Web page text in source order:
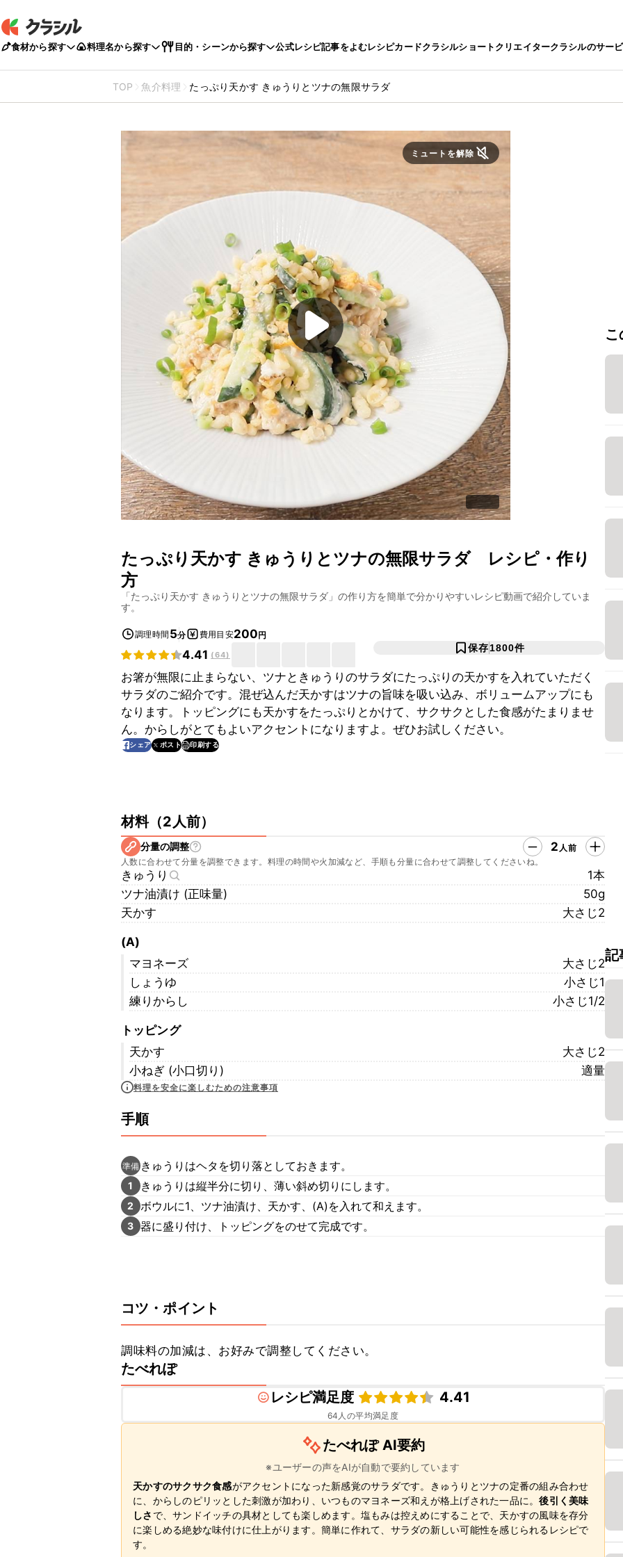
食材から探す 料理名から探す 目的・シーンから探す 公式レシピ記事をよむレシピカードクラシルショートクリエイタークラシルのサー
TOP 魚介料理 たっぷり天かす きゅうりとツナの無限サラダ
ミュートを解除
たっぷり天かす きゅうりとツナの無限サラダレシピ・作り
方
「たっぷり天かす きゅうりとツナの無限サラダ 」の作り方を簡単で分かりやすいレシピ動画で紹介していま
す。
調理時間 5分 費用目安200円
4.41 (64)
保存1800件
お箸が無限に止まらない、ツナときゅうりのサラダにたっぷりの天かすを入れていただく
サラダのご紹介です。混ぜ込んだ天かすはツナの旨味を吸い込み、ボリュームアップにも
なります。トッピングにも天かすをたっぷりとかけて、サクサクとした食感がたまりませ
ん。からしがとてもよいアクセントになりますよ。ぜひお試しください。
シェア ポスト 印刷する
材料（2人前）
分量の調整 2 人前
人数に合わせて分量を調整できます。料理の時間や火加減など、手順も分量に合わせて調整してくださいね。
きゅうり
1本
ツナ油漬け (正味量)
50g
天かす
大さじ2
(A)
マヨネーズ
大さじ2
しょうゆ
小さじ1
練りからし
小さじ1/2
トッピング
天かす
大さじ2
小ねぎ (小口切り)
適量
料理を安全に楽しむための注意事項
手順
準備 きゅうりはヘタを切り落としておきます。
1 きゅうりは縦半分に切り、薄い斜め切りにします。
2 ボウルに1、ツナ油漬け、天かす、(A)を入れて和えます。
3 器に盛り付け、トッピングをのせて完成です。
コツ・ポイント
調味料の加減は、お好みで調整してください。
たべれぽ
レシピ満足度
4.41
64 人の平均満足度
たべれぽ AI要約
※ユーザーの声をAIが自動で要約しています
天かすのサクサク食感がアクセントになった新感覚のサラダです。きゅうりとツナの定番の組み合わせ
に、からしのピリッとした刺激が加わり、いつものマヨネーズ和えが格上げされた一品に。後引く美味
しさ で、サンドイッチの具材としても楽しめます。塩もみは控えめにすることで、天かすの風味を存分
に楽しめる絶妙な味付けに仕上がります。簡単に作れて、サラダの新しい可能性を感じられるレシピで
す。
記